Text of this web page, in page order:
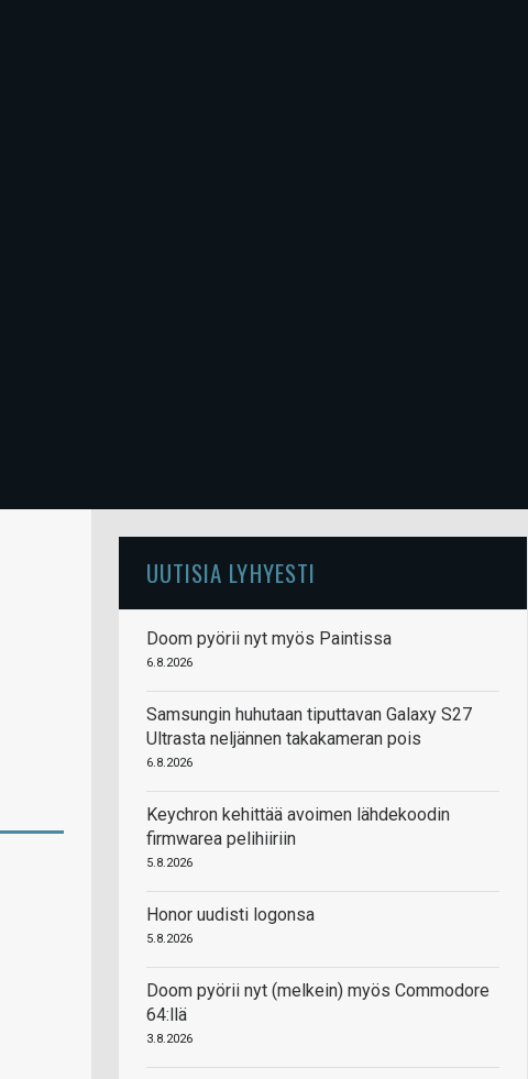
UUTISIA LYHYESTI
Doom pyörii nyt myös Paintissa
6.8.2026
Samsungin huhutaan tiputtavan Galaxy S27
Ultrasta neljännen takakameran pois
6.8.2026
Keychron kehittää avoimen lähdekoodin
firmwarea pelihiiriin
5.8.2026
Honor uudisti logonsa
5.8.2026
Doom pyörii nyt (melkein) myös Commodore
64:llä
3.8.2026